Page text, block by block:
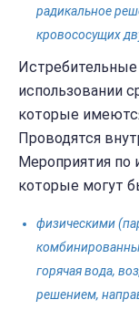
радикальное
кровососущих
использовании
которые
Проводятся
Мероприятия по
которые могут
физическими
горячая вода,
решением,